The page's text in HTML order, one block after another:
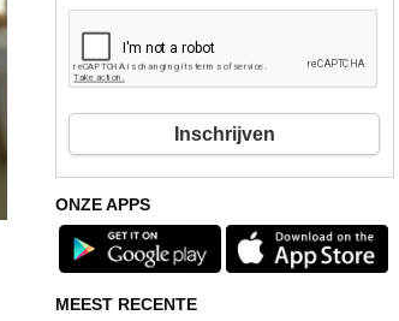
Inschrijven
ONZE APPS
MEEST RECENTE